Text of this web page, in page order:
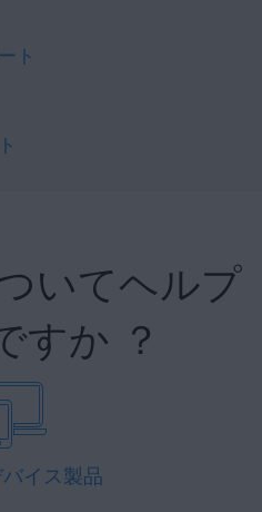
ト
いてヘルプ
すか ？
イス製品